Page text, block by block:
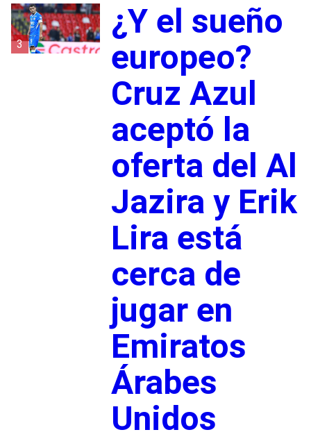
3
¿Y el sueño
europeo?
Cruz Azul
aceptó la
oferta del Al
Jazira y Erik
Lira está
cerca de
jugar en
Emiratos
Árabes
Unidos